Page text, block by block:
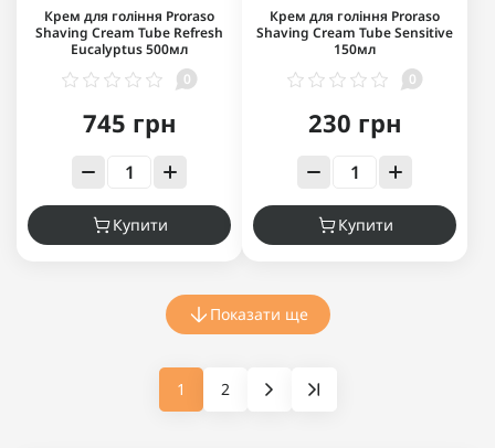
Крем для гоління Proraso
Shaving Cream Tube Refresh
Eucalyptus 500мл
0
745 грн
Купити
Крем для гоління Proraso
Shaving Cream Tube Sensitive
150мл
0
230 грн
Купити
Показати ще
1 2